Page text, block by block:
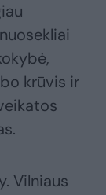
krūvis ir
Vilniaus